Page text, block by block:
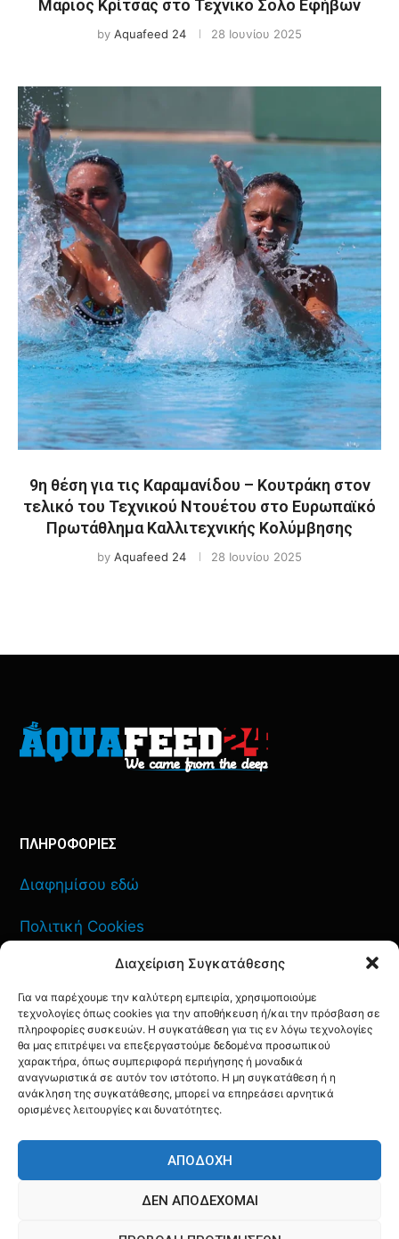
Διαχείριση Συγκατάθεσης
Για να παρέχουμε την καλύτερη εμπειρία, χρησιμοποιούμε
τεχνολογίες όπως cookies για την αποθήκευση ή/και την πρόσβαση σε
πληροφορίες συσκευών. Η συγκατάθεση για τις εν λόγω τεχνολογίες
θα μας επιτρέψει να επεξεργαστούμε δεδομένα προσωπικού
χαρακτήρα, όπως συμπεριφορά περιήγησης ή μοναδικά
αναγνωριστικά σε αυτόν τον ιστότοπο. Η μη συγκατάθεση ή η
ανάκληση της συγκατάθεσης, μπορεί να επηρεάσει αρνητικά
ορισμένες λειτουργίες και δυνατότητες.
ΑΠΟΔΟΧΉ
ΔΕΝ ΑΠΟΔΈΧΟΜΑΙ
Μάριος Κρίτσας στο Τεχνικό Σόλο Εφήβων
by Aquafeed 24 28 Ιουνίου 2025
9η θέση για τις Καραμανίδου – Κουτράκη στον
τελικό του Τεχνικού Ντουέτου στο Ευρωπαϊκό
Πρωτάθλημα Καλλιτεχνικής Κολύμβησης
by Aquafeed 24 28 Ιουνίου 2025
ΠΛΗΡΟΦΟΡΙΕΣ
Διαφημίσου εδώ
Πολιτική Cookies
Πολιτική Απορρήτου
ΕΠΙΚΟΙΝΩΝΙΑ
YOUTUBE